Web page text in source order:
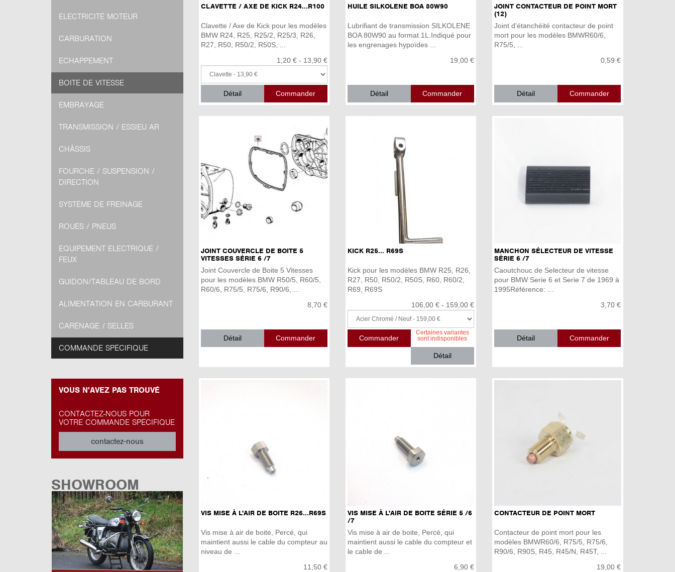
CLAVETTE / AXE DE KICK R24...R100
Clavette / Axe de Kick pour les modèles
BMW R24, R25, R25/2, R25/3, R26,
R27, R50, R50/2, R50S, ...
1,20 € - 13,90 €
Détail
HUILE SILKOLENE BOA 80W90
Lubrifiant de transmission SILKOLENE
BOA 80W90 au format 1L.Indiqué pour
les engrenages hypoïdes ...
19,00 €
Détail
JOINT CONTACTEUR DE POINT MORT
(12)
Joint d'étanchéité contacteur de point
mort pour les modèles BMWR60/6,
R75/5, ...
0,59 €
Détail
JOINT COUVERCLE DE BOITE 5
VITESSES SÉRIE 6 /7
Joint Couvercle de Boite 5 Vitesses
pour les modèles BMW R50/5, R60/5,
R60/6, R75/5, R75/6, R90/6, ...
8,70 €
Détail
KICK R25... R69S
Kick pour les modèles BMW R25, R26,
R27, R50, R50/2, R50S, R60, R60/2,
R69, R69S
106,00 € - 159,00 €
Certaines variantes
sont indisponibles
Détail
MANCHON SÉLECTEUR DE VITESSE
SÉRIE 6 /7
Caoutchouc de Selecteur de vitesse
pour BMW Serie 6 et Serie 7 de 1969 à
1995Référence: ...
3,70 €
Détail
VIS MISE À L'AIR DE BOITE R26...R69S
Vis mise à air de boite, Percé, qui
maintient aussi le cable du compteur au
niveau de ...
11,50 €
VIS MISE À L'AIR DE BOITE SÉRIE 5 /6
/7
Vis mise à air de boite, Percé, qui
maintient aussi le cable du compteur et
le cable de ...
6,90 €
CONTACTEUR DE POINT MORT
Contacteur de point mort pour les
modèles BMWR60/6, R75/5, R75/6,
R90/6, R90S, R45, R45/N, R45T, ...
19,00 €
ELECTRICITÉ MOTEUR
CARBURATION
ECHAPPEMENT
BOITE DE VITESSE
EMBRAYAGE
TRANSMISSION / ESSIEU AR
CHÂSSIS
FOURCHE / SUSPENSION /
DIRECTION
SYSTÈME DE FREINAGE
ROUES / PNEUS
EQUIPEMENT ELECTRIQUE /
FEUX
GUIDON/TABLEAU DE BORD
ALIMENTATION EN CARBURANT
CARÉNAGE / SELLES
COMMANDE SPÉCIFIQUE
VOUS N'AVEZ PAS TROUVÉ
CONTACTEZ-NOUS POUR
VOTRE COMMANDE SPÉCIFIQUE
contactez-nous
SHOWROOM